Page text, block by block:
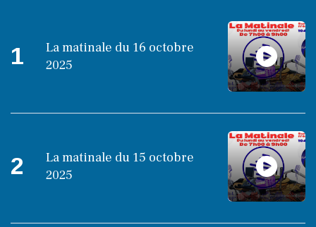
1
La matinale du 16 octobre
2025
2
La matinale du 15 octobre
2025